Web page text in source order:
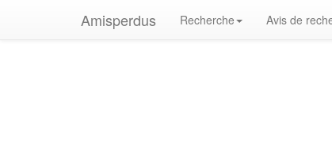
Amisperdus Recherche Avis de